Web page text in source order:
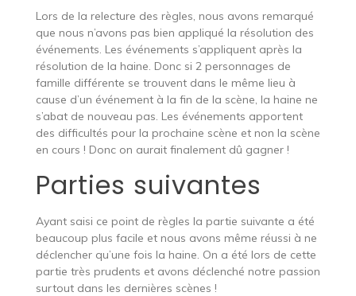
Lors de la relecture des règles, nous avons remarqué
que nous n’avons pas bien appliqué la résolution des
événements. Les événements s’appliquent après la
résolution de la haine. Donc si 2 personnages de
famille différente se trouvent dans le même lieu à
cause d’un événement à la fin de la scène, la haine ne
s’abat de nouveau pas. Les événements apportent
des difficultés pour la prochaine scène et non la scène
en cours ! Donc on aurait finalement dû gagner !
Parties suivantes
Ayant saisi ce point de règles la partie suivante a été
beaucoup plus facile et nous avons même réussi à ne
déclencher qu’une fois la haine. On a été lors de cette
partie très prudents et avons déclenché notre passion
surtout dans les dernières scènes !